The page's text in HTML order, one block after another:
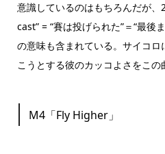
意識しているのはもちろんだが
cast” = “賽は投げられた”＝“最後
の意味も含まれている。サイコ
こうとする彼のカッコよさをこの
M4「Fly Higher」